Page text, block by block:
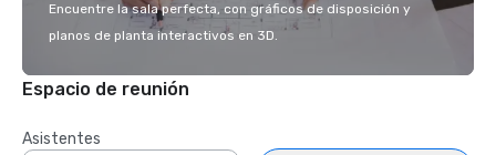
Encuentre la sala perfecta, con gráficos de disposición y
planos de planta interactivos en 3D.
Espacio de reunión
Asistentes